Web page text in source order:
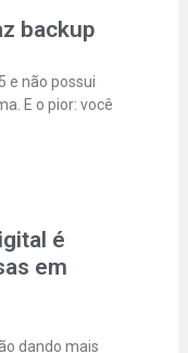
backup
e não possui
E o pior: você
é
em
dando mais